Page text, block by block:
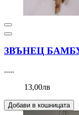
ЗВЪНЕЦ
.....
13,00лв
Добави в кошницата